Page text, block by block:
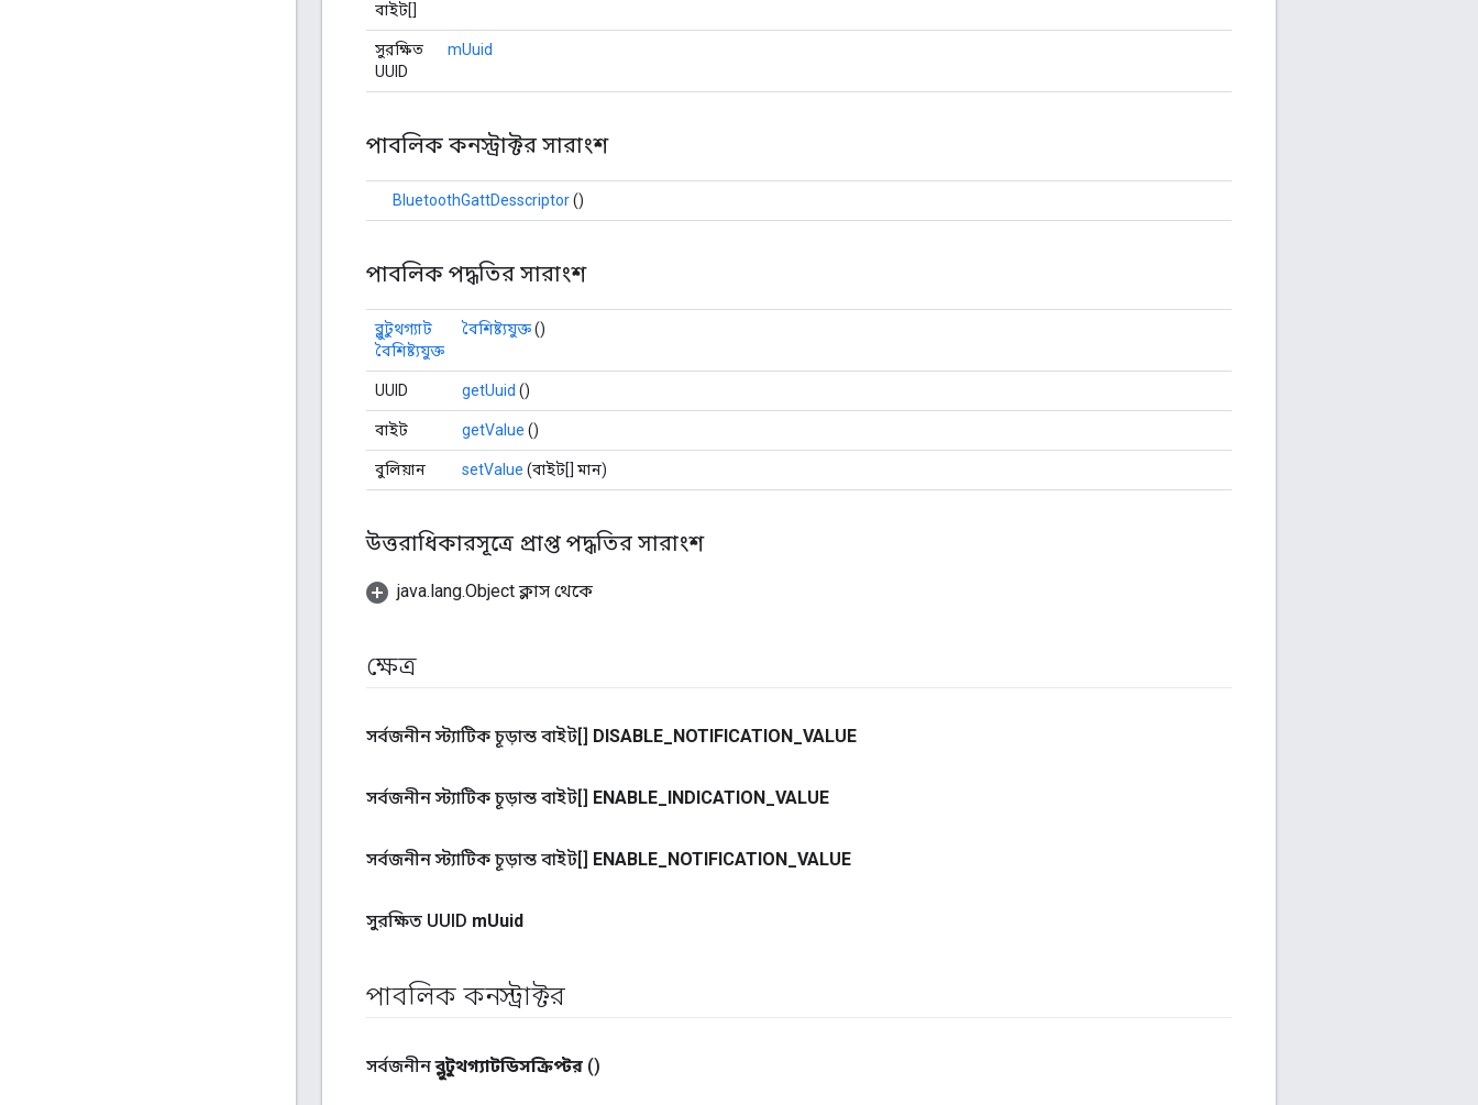
বাইট[]
সুরক্ষিত
UUID
mUuid
পাবলিক কনস্ট্রাক্টর সারাংশ
BluetoothGattDesscriptor()
পাবলিক পদ্ধতির সারাংশ
ব্লুটুথগ্যাট
বৈশিষ্ট্যযুক্ত
বৈশিষ্ট্যযুক্ত()
UUID getUuid ()
বাইট getValue ()
বুলিয়ান setValue (বাইট[] মান)
উত্তরাধিকারসূত্রে প্রাপ্ত পদ্ধতির সারাংশ
java.lang.Object ক্লাস থেকে
ক্ষেত্র
সর্বজনীন স্ট্যাটিক চূড়ান্ত বাইট[] DISABLE NOTIFICATION VALUE
সর্বজনীন স্ট্যাটিক চূড়ান্ত বাইট[] ENABLE INDICATION VALUE
সর্বজনীন স্ট্যাটিক চূড়ান্ত বাইট[] ENABLE NOTIFICATION VALUE
সুরক্ষিত UUID mUuid
পাবলিক কনস্ট্রাক্টর
সর্বজনীন ব্লুটুথগ্যাটডিসক্রিপ্টর ()